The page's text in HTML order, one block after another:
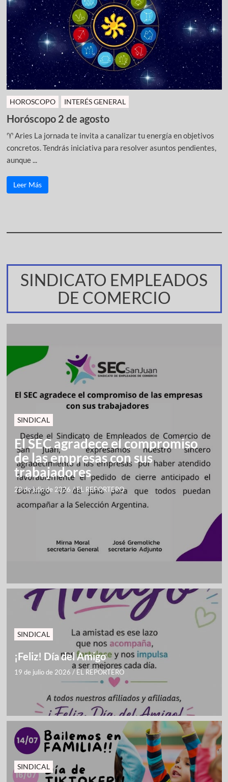
HOROSCOPO INTERÉS GENERAL
Horóscopo 2 de agosto
♈ Aries La jornada te invita a canalizar tu energía en objetivos
concretos. Tendrás iniciativa para resolver asuntos pendientes,
aunque ...
Leer Más
SINDICATO EMPLEADOS
DE COMERCIO
SINDICAL
El SEC agradece el compromiso
de las empresas con sus
trabajadores
28 de julio de 2026 /EL REPORTERO
SINDICAL
¡Feliz! Día del Amigo
19 de julio de 2026 / EL REPORTERO
SINDICAL